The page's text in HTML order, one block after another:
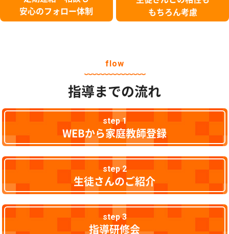
安心のフォロー体制
もちろん考慮
flow
指導までの流れ
step 1
WEBから家庭教師登録
step 2
生徒さんのご紹介
step 3
指導研修会